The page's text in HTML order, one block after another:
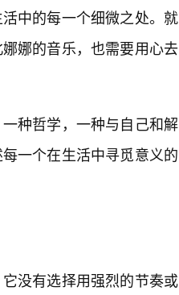
中的每一个细微之处。就
娜的音乐，也需要用心去
种哲学，一种与自己和解
一个在生活中寻觅意义的
没有选择用强烈的节奏或